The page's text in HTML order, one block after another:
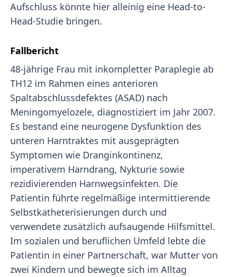
Aufschluss könnte hier alleinig eine Head-to-
Head-Studie bringen.
Fallbericht
48-jährige Frau mit inkompletter Paraplegie ab
TH12 im Rahmen eines anterioren
Spaltabschlussdefektes (ASAD) nach
Meningomyelozele, diagnostiziert im Jahr 2007.
Es bestand eine neurogene Dysfunktion des
unteren Harntraktes mit ausgeprägten
Symptomen wie Dranginkontinenz,
imperativem Harndrang, Nykturie sowie
rezidivierenden Harnwegsinfekten. Die
Patientin führte regelmäßige intermittierende
Selbstkatheterisierungen durch und
verwendete zusätzlich aufsaugende Hilfsmittel.
Im sozialen und beruflichen Umfeld lebte die
Patientin in einer Partnerschaft, war Mutter von
zwei Kindern und bewegte sich im Alltag